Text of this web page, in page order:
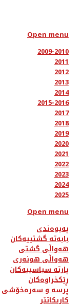
Open menu
2009-2010
2011
2012
2013
2014
2015-2016
2017
2018
2019
2020
2021
2022
2023
2024
2025
Open menu
پەیوەندی
بابەتە گشتییەکان
هەواڵی گشتی
هەواڵی هونەری
پارتە سیاسییەکان
ڕێکخراوەکان
پرسە و سەرەخۆشی
کاریکاتێر